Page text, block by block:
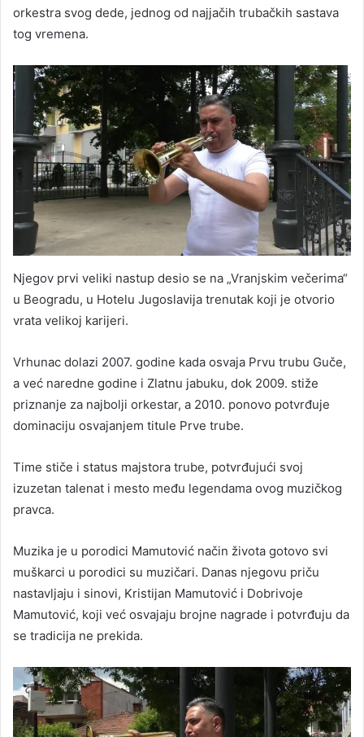
orkestra svog dede, jednog od najjačih trubačkih sastava
tog vremena.
Njegov prvi veliki nastup desio se na „Vranjskim večerima“
u Beogradu, u Hotelu Jugoslavija trenutak koji je otvorio
vrata velikoj karijeri.
Vrhunac dolazi 2007. godine kada osvaja Prvu trubu Guče,
a već naredne godine i Zlatnu jabuku, dok 2009. stiže
priznanje za najbolji orkestar, a 2010. ponovo potvrđuje
dominaciju osvajanjem titule Prve trube.
Time stiče i status majstora trube, potvrđujući svoj
izuzetan talenat i mesto među legendama ovog muzičkog
pravca.
Muzika je u porodici Mamutović način života gotovo svi
muškarci u porodici su muzičari. Danas njegovu priču
nastavljaju i sinovi, Kristijan Mamutović i Dobrivoje
Mamutović, koji već osvajaju brojne nagrade i potvrđuju da
se tradicija ne prekida.